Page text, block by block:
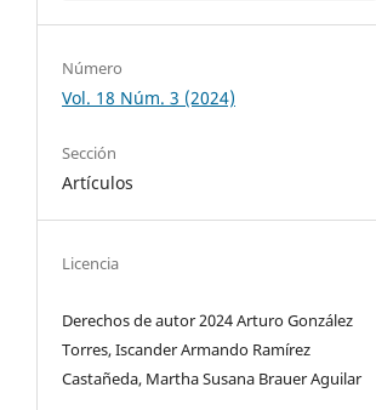
Número
Vol. 18 Núm. 3 (2024)
Sección
Artículos
Licencia
Derechos de autor 2024 Arturo González
Torres, Iscander Armando Ramírez
Castañeda, Martha Susana Brauer Aguilar